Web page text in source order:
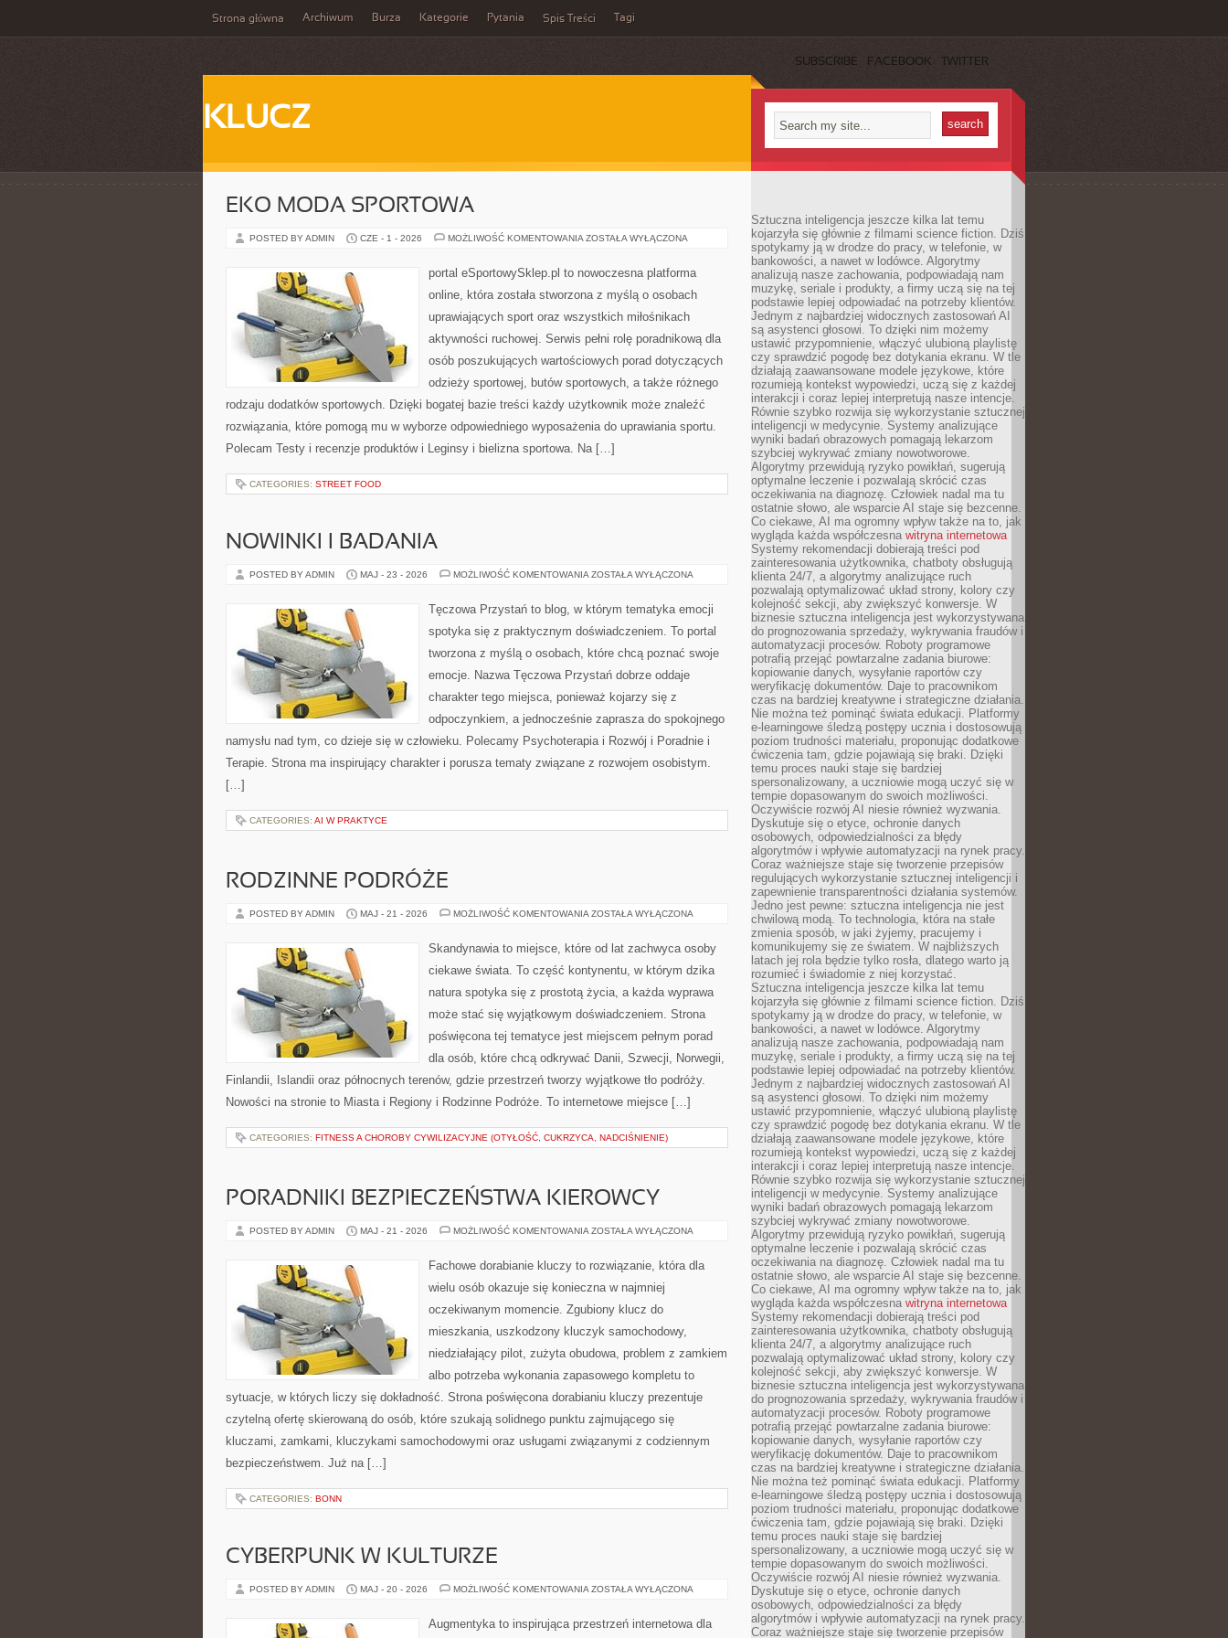
Strona główna Archiwum Burza Kategorie Pytania Spis Treści Tagi
SUBSCRIBE FACEBOOK TWITTER
KLUCZ
EKO MODA SPORTOWA
POSTED BY ADMIN CZE - 1 - 2026 MOŻLIWOŚĆ KOMENTOWANIA EKO
ZOSTAŁA WYŁĄCZONA
portal eSportowySklep.pl to nowoczesna platforma
online, która została stworzona z myślą o osobach
uprawiających sport oraz wszystkich miłośnikach
aktywności ruchowej. Serwis pełni rolę poradnikową dla
osób poszukujących wartościowych porad dotyczących
odzieży sportowej, butów sportowych, a także różnego
rodzaju dodatków sportowych. Dzięki bogatej bazie treści każdy użytkownik może znaleźć
rozwiązania, które pomogą mu w wyborze odpowiedniego wyposażenia do uprawiania sportu.
Polecam Testy i recenzje produktów i Leginsy i bielizna sportowa. Na […]
CATEGORIES: STREET FOOD
NOWINKI I BADANIA
POSTED BY ADMIN MAJ - 23 - 2026 MOŻLIWOŚĆ KOMENTOWANIA NOWINKI
ZOSTAŁA WYŁĄCZONA
Tęczowa Przystań to blog, w którym tematyka emocji
spotyka się z praktycznym doświadczeniem. To portal
tworzona z myślą o osobach, które chcą poznać swoje
emocje. Nazwa Tęczowa Przystań dobrze oddaje
charakter tego miejsca, ponieważ kojarzy się z
odpoczynkiem, a jednocześnie zaprasza do spokojnego
namysłu nad tym, co dzieje się w człowieku. Polecamy Psychoterapia i Rozwój i Poradnie i
Terapie. Strona ma inspirujący charakter i porusza tematy związane z rozwojem osobistym.
[…]
CATEGORIES: AI W PRAKTYCE
RODZINNE PODRÓŻE
POSTED BY ADMIN MAJ - 21 - 2026 MOŻLIWOŚĆ KOMENTOWANIA RODZINNE
ZOSTAŁA WYŁĄCZONA
Skandynawia to miejsce, które od lat zachwyca osoby
ciekawe świata. To część kontynentu, w którym dzika
natura spotyka się z prostotą życia, a każda wyprawa
może stać się wyjątkowym doświadczeniem. Strona
poświęcona tej tematyce jest miejscem pełnym porad
dla osób, które chcą odkrywać Danii, Szwecji, Norwegii,
Finlandii, Islandii oraz północnych terenów, gdzie przestrzeń tworzy wyjątkowe tło podróży.
Nowości na stronie to Miasta i Regiony i Rodzinne Podróże. To internetowe miejsce […]
CATEGORIES: FITNESS A CHOROBY CYWILIZACYJNE (OTYŁOŚĆ, CUKRZYCA, NADCIŚNIENIE)
PORADNIKI BEZPIECZEŃSTWA KIEROWCY
POSTED BY ADMIN MAJ - 21 - 2026 MOŻLIWOŚĆ KOMENTOWANIA PORADNIKI
ZOSTAŁA WYŁĄCZONA
Fachowe dorabianie kluczy to rozwiązanie, która dla
wielu osób okazuje się konieczna w najmniej
oczekiwanym momencie. Zgubiony klucz do
mieszkania, uszkodzony kluczyk samochodowy,
niedziałający pilot, zużyta obudowa, problem z zamkiem
albo potrzeba wykonania zapasowego kompletu to
sytuacje, w których liczy się dokładność. Strona poświęcona dorabianiu kluczy prezentuje
czytelną ofertę skierowaną do osób, które szukają solidnego punktu zajmującego się
kluczami, zamkami, kluczykami samochodowymi oraz usługami związanymi z codziennym
bezpieczeństwem. Już na […]
CATEGORIES: BONN
CYBERPUNK W KULTURZE
POSTED BY ADMIN MAJ - 20 - 2026 MOŻLIWOŚĆ KOMENTOWANIA CYBERPUNK
ZOSTAŁA WYŁĄCZONA
Augmentyka to inspirująca przestrzeń internetowa dla
Sztuczna inteligencja jeszcze kilka lat temu
kojarzyła się głównie z filmami science fiction. Dziś
spotykamy ją w drodze do pracy, w telefonie, w
bankowości, a nawet w lodówce. Algorytmy
analizują nasze zachowania, podpowiadają nam
muzykę, seriale i produkty, a firmy uczą się na tej
podstawie lepiej odpowiadać na potrzeby klientów.
Jednym z najbardziej widocznych zastosowań AI
są asystenci głosowi. To dzięki nim możemy
ustawić przypomnienie, włączyć ulubioną playlistę
czy sprawdzić pogodę bez dotykania ekranu. W tle
działają zaawansowane modele językowe, które
rozumieją kontekst wypowiedzi, uczą się z każdej
interakcji i coraz lepiej interpretują nasze intencje.
Równie szybko rozwija się wykorzystanie sztucznej
inteligencji w medycynie. Systemy analizujące
wyniki badań obrazowych pomagają lekarzom
szybciej wykrywać zmiany nowotworowe.
Algorytmy przewidują ryzyko powikłań, sugerują
optymalne leczenie i pozwalają skrócić czas
oczekiwania na diagnozę. Człowiek nadal ma tu
ostatnie słowo, ale wsparcie AI staje się bezcenne.
Co ciekawe, AI ma ogromny wpływ także na to, jak
wygląda każda współczesna witryna internetowa
Systemy rekomendacji dobierają treści pod
zainteresowania użytkownika, chatboty obsługują
klienta 24/7, a algorytmy analizujące ruch
pozwalają optymalizować układ strony, kolory czy
kolejność sekcji, aby zwiększyć konwersje. W
biznesie sztuczna inteligencja jest wykorzystywana
do prognozowania sprzedaży, wykrywania fraudów i
automatyzacji procesów. Roboty programowe
potrafią przejąć powtarzalne zadania biurowe:
kopiowanie danych, wysyłanie raportów czy
weryfikację dokumentów. Daje to pracownikom
czas na bardziej kreatywne i strategiczne działania.
Nie można też pominąć świata edukacji. Platformy
e-learningowe śledzą postępy ucznia i dostosowują
poziom trudności materiału, proponując dodatkowe
ćwiczenia tam, gdzie pojawiają się braki. Dzięki
temu proces nauki staje się bardziej
spersonalizowany, a uczniowie mogą uczyć się w
tempie dopasowanym do swoich możliwości.
Oczywiście rozwój AI niesie również wyzwania.
Dyskutuje się o etyce, ochronie danych
osobowych, odpowiedzialności za błędy
algorytmów i wpływie automatyzacji na rynek pracy.
Coraz ważniejsze staje się tworzenie przepisów
regulujących wykorzystanie sztucznej inteligencji i
zapewnienie transparentności działania systemów.
Jedno jest pewne: sztuczna inteligencja nie jest
chwilową modą. To technologia, która na stałe
zmienia sposób, w jaki żyjemy, pracujemy i
komunikujemy się ze światem. W najbliższych
latach jej rola będzie tylko rosła, dlatego warto ją
rozumieć i świadomie z niej korzystać.
Sztuczna inteligencja jeszcze kilka lat temu
kojarzyła się głównie z filmami science fiction. Dziś
spotykamy ją w drodze do pracy, w telefonie, w
bankowości, a nawet w lodówce. Algorytmy
analizują nasze zachowania, podpowiadają nam
muzykę, seriale i produkty, a firmy uczą się na tej
podstawie lepiej odpowiadać na potrzeby klientów.
Jednym z najbardziej widocznych zastosowań AI
są asystenci głosowi. To dzięki nim możemy
ustawić przypomnienie, włączyć ulubioną playlistę
czy sprawdzić pogodę bez dotykania ekranu. W tle
działają zaawansowane modele językowe, które
rozumieją kontekst wypowiedzi, uczą się z każdej
interakcji i coraz lepiej interpretują nasze intencje.
Równie szybko rozwija się wykorzystanie sztucznej
inteligencji w medycynie. Systemy analizujące
wyniki badań obrazowych pomagają lekarzom
szybciej wykrywać zmiany nowotworowe.
Algorytmy przewidują ryzyko powikłań, sugerują
optymalne leczenie i pozwalają skrócić czas
oczekiwania na diagnozę. Człowiek nadal ma tu
ostatnie słowo, ale wsparcie AI staje się bezcenne.
Co ciekawe, AI ma ogromny wpływ także na to, jak
wygląda każda współczesna witryna internetowa
Systemy rekomendacji dobierają treści pod
zainteresowania użytkownika, chatboty obsługują
klienta 24/7, a algorytmy analizujące ruch
pozwalają optymalizować układ strony, kolory czy
kolejność sekcji, aby zwiększyć konwersje. W
biznesie sztuczna inteligencja jest wykorzystywana
do prognozowania sprzedaży, wykrywania fraudów i
automatyzacji procesów. Roboty programowe
potrafią przejąć powtarzalne zadania biurowe:
kopiowanie danych, wysyłanie raportów czy
weryfikację dokumentów. Daje to pracownikom
czas na bardziej kreatywne i strategiczne działania.
Nie można też pominąć świata edukacji. Platformy
e-learningowe śledzą postępy ucznia i dostosowują
poziom trudności materiału, proponując dodatkowe
ćwiczenia tam, gdzie pojawiają się braki. Dzięki
temu proces nauki staje się bardziej
spersonalizowany, a uczniowie mogą uczyć się w
tempie dopasowanym do swoich możliwości.
Oczywiście rozwój AI niesie również wyzwania.
Dyskutuje się o etyce, ochronie danych
osobowych, odpowiedzialności za błędy
algorytmów i wpływie automatyzacji na rynek pracy.
Coraz ważniejsze staje się tworzenie przepisów